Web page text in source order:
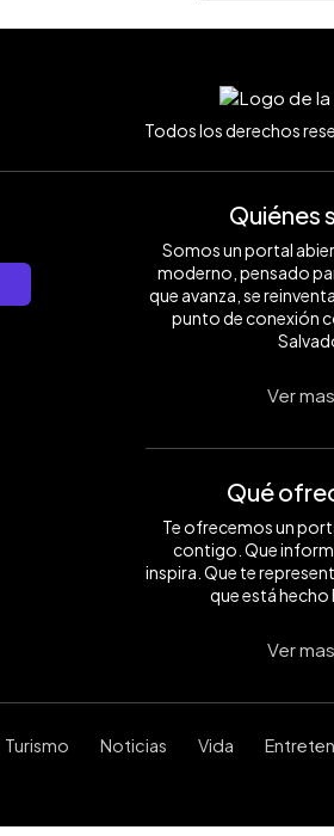
Todos los derechos
Quiénes
Somos un portal
moderno, pensado
que avanza, se
punto de conexión
Ver
Qué
Te ofrecemos un
contigo. Que
inspira. Que te
que está hecho
Ver
Turismo Noticias Vida